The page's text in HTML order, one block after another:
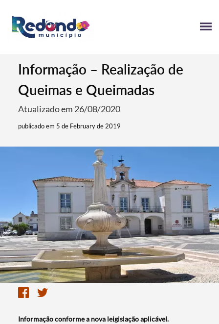
Informação – Realização de
Queimas e Queimadas
Atualizado em 26/08/2020
publicado em 5 de February de 2019
Informação conforme a nova leigislação aplicável.